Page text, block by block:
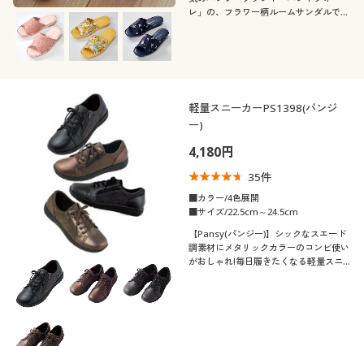
レ」の、フラワー柄ルームサンダルで
軽量スニーカーPS1398(パンジ
ー)
4,180円
35件
■カラー/4色展開
■サイズ/22.5cm～24.5cm
【Pansy(パンジー)】シックなスエード
調素材にメタリックカラーのコンビ使い
がおしゃれ!毎日履きたくなる軽量スニ